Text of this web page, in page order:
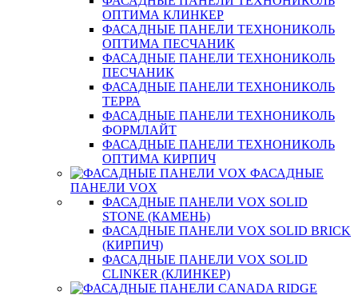
ОПТИМА КЛИНКЕР
ФАСАДНЫЕ ПАНЕЛИ ТЕХНОНИКОЛЬ
ОПТИМА ПЕСЧАНИК
ФАСАДНЫЕ ПАНЕЛИ ТЕХНОНИКОЛЬ
ПЕСЧАНИК
ФАСАДНЫЕ ПАНЕЛИ ТЕХНОНИКОЛЬ
ТЕРРА
ФАСАДНЫЕ ПАНЕЛИ ТЕХНОНИКОЛЬ
ФОРМЛАЙТ
ФАСАДНЫЕ ПАНЕЛИ ТЕХНОНИКОЛЬ
ОПТИМА КИРПИЧ
ФАСАДНЫЕ
ПАНЕЛИ VOX
ФАСАДНЫЕ ПАНЕЛИ VOX SOLID
STONE (КАМЕНЬ)
ФАСАДНЫЕ ПАНЕЛИ VOX SOLID BRICK
(КИРПИЧ)
ФАСАДНЫЕ ПАНЕЛИ VOX SOLID
CLINКER (КЛИНКЕР)